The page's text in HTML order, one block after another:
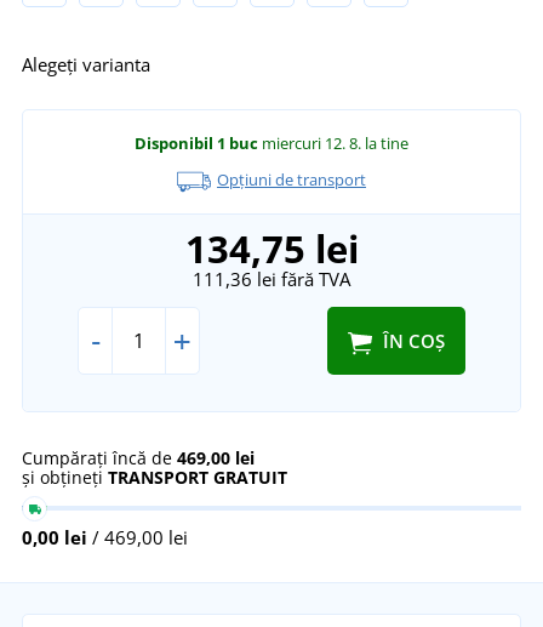
Alegeți varianta
Disponibil 1 buc miercuri 12. 8. la tine
Opțiuni de transport
134,75 lei
111,36 lei fără TVA
- + ÎN COȘ
Cumpărați încă de 469,00 lei
și obțineți TRANSPORT GRATUIT
0,00 lei / 469,00 lei